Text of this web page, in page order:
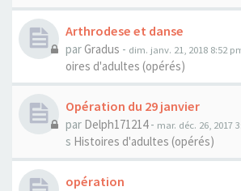
Arthrodese et danse
parGradus - dim. janv. 21, 2018 8:52
oires d'adultes (opérés)
Opération du 29 janvier
par Delph171214- mar. déc. 26, 2017
s Histoires d'adultes (opérés)
opération